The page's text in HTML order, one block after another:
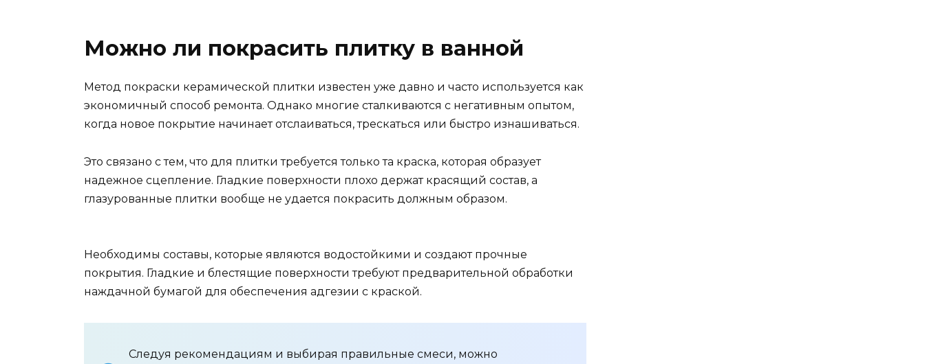
Можно ли покрасить плитку в ванной
Метод покраски керамической плитки известен уже давно и часто используется как
экономичный способ ремонта. Однако многие сталкиваются с негативным опытом,
когда новое покрытие начинает отслаиваться, трескаться или быстро изнашиваться.
Это связано с тем, что для плитки требуется только та краска, которая образует
надежное сцепление. Гладкие поверхности плохо держат красящий состав, а
глазурованные плитки вообще не удается покрасить должным образом.
Необходимы составы, которые являются водостойкими и создают прочные
покрытия. Гладкие и блестящие поверхности требуют предварительной обработки
наждачной бумагой для обеспечения адгезии с краской.
Следуя рекомендациям и выбирая правильные смеси, можно